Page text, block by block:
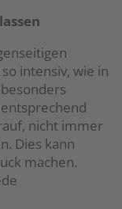
intensiv, wie in
nicht immer
Dies kann
machen.